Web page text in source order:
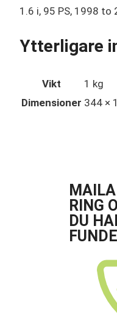
Ytterligare
Vikt
1 kg
Dimensioner 344 ×
RING
DU